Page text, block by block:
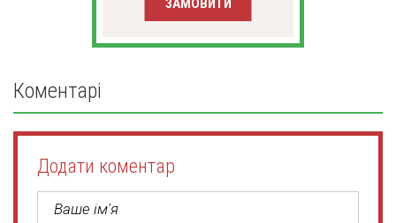
ЗАМОВИТИ
Коментарі
Додати коментар